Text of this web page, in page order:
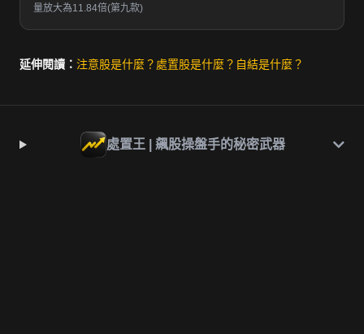
量放大為11.84倍(第九款)
延伸閱讀： 注意股是什麼？ 處置股是什麼？ 自結是什麼？
處置王 | 飆股操盤手的秘密武器